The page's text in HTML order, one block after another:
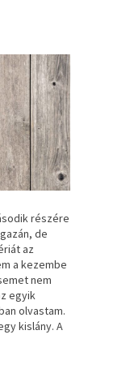
részére
de
az
a kezembe
nem
egyik
olvastam.
kislány. A